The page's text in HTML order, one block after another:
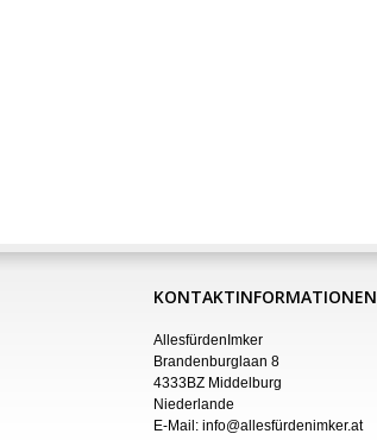
KONTAKTINFORMATIONEN
AllesfürdenImker
Brandenburglaan 8
4333BZ Middelburg
Niederlande
E-Mail: info@allesfürdenimker.at